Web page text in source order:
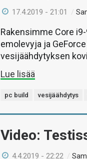
17.4.2019 - 21:01 /
Rakensimme Core
emolevyja ja
vesijäähdytyksen
Lue lisää
pc build vesijäähdytys
Video:
4.4.2019 - 22:22 /